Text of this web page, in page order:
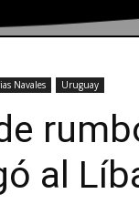
Navales Uruguay
al